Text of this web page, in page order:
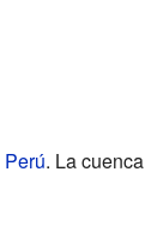
Perú. La cuenca